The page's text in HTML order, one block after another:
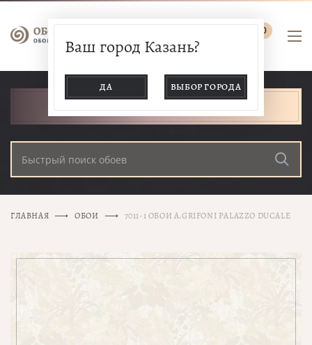
0
Ваш город Казань?
ДА ВЫБОР ГОРОДА
ГЛАВНАЯ ОБОИ 7011-1 ОБОИ A.GRIFONI PALAZZO DUCALE